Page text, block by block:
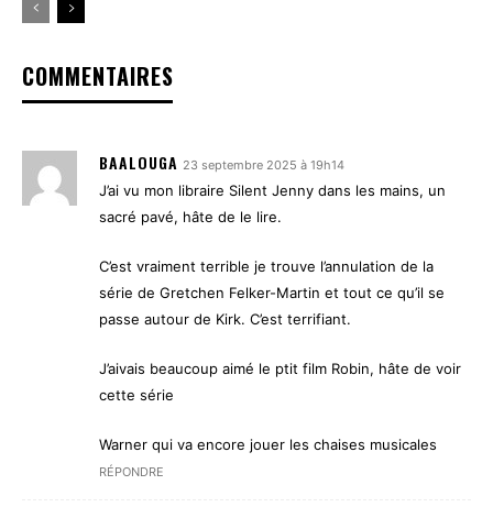
COMMENTAIRES
BAALOUGA 23 septembre 2025 à 19h14
J’ai vu mon libraire Silent Jenny dans les mains, un
sacré pavé, hâte de le lire.
C’est vraiment terrible je trouve l’annulation de la
série de Gretchen Felker-Martin et tout ce qu’il se
passe autour de Kirk. C’est terrifiant.
J’aivais beaucoup aimé le ptit film Robin, hâte de voir
cette série
Warner qui va encore jouer les chaises musicales
RÉPONDRE